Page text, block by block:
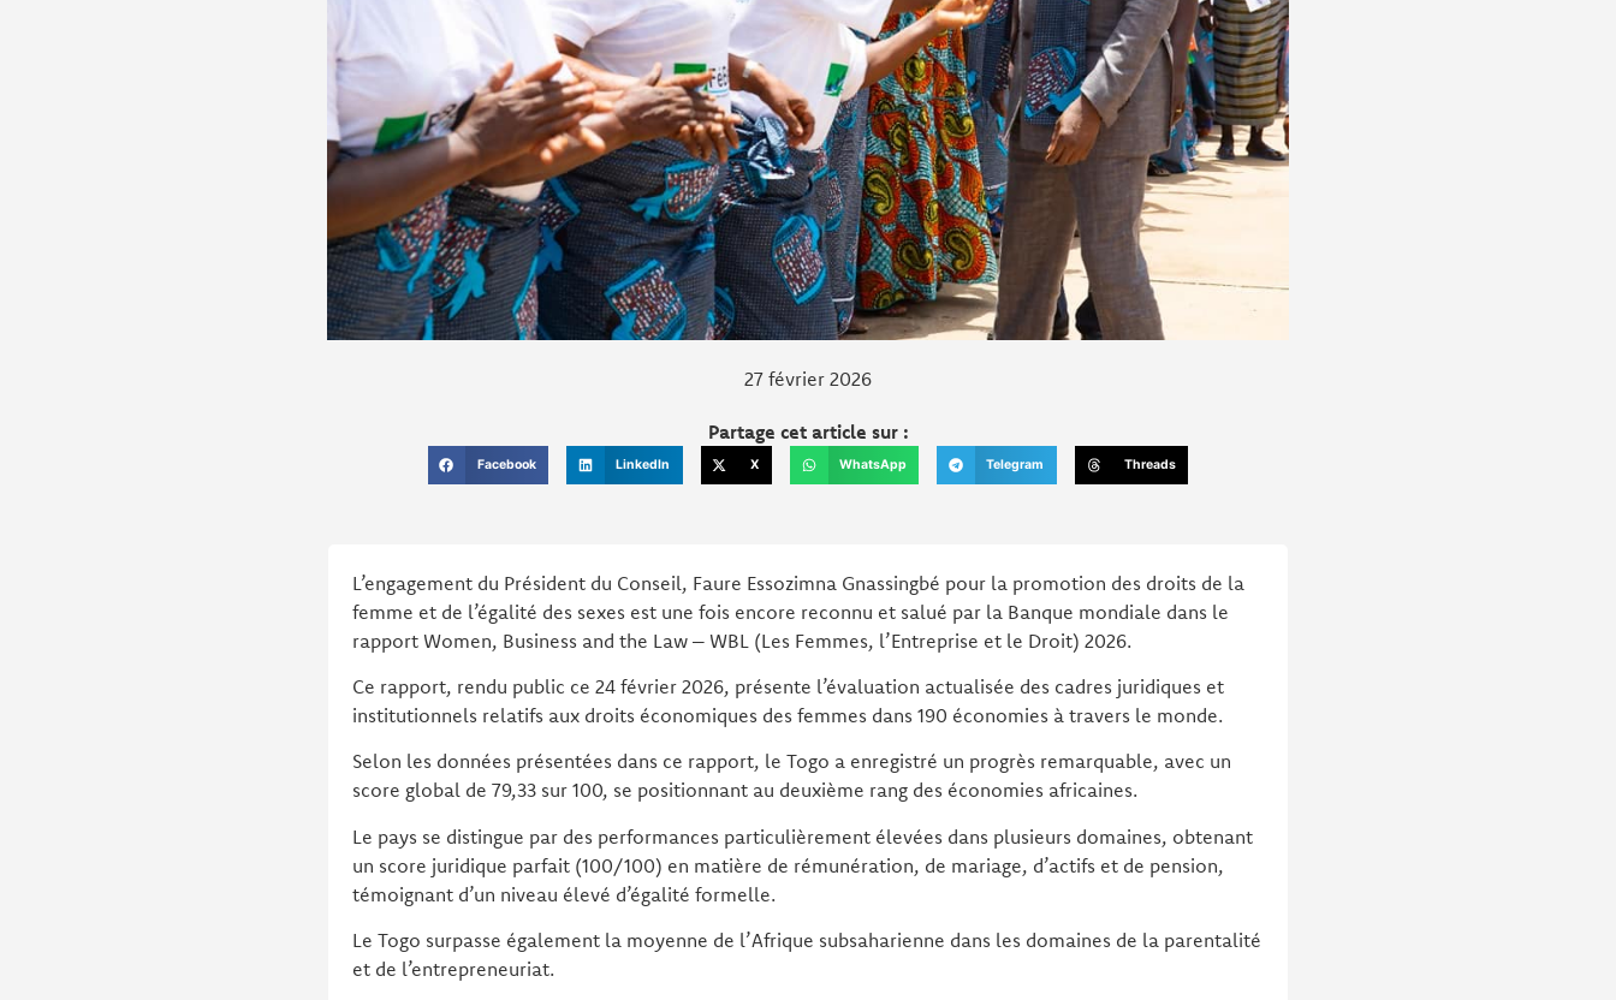
27 février 2026
Partage cet article sur :
Facebook LinkedIn X WhatsApp Telegram Threads
L’engagement du Président du Conseil, Faure Essozimna Gnassingbé pour la promotion des droits de la
femme et de l’égalité des sexes est une fois encore reconnu et salué par la Banque mondiale dans le
rapport Women, Business and the Law – WBL (Les Femmes, l’Entreprise et le Droit) 2026.
Ce rapport, rendu public ce 24 février 2026, présente l’évaluation actualisée des cadres juridiques et
institutionnels relatifs aux droits économiques des femmes dans 190 économies à travers le monde.
Selon les données présentées dans ce rapport, le Togo a enregistré un progrès remarquable, avec un
score global de 79,33 sur 100, se positionnant au deuxième rang des économies africaines.
Le pays se distingue par des performances particulièrement élevées dans plusieurs domaines, obtenant
un score juridique parfait (100/100) en matière de rémunération, de mariage, d’actifs et de pension,
témoignant d’un niveau élevé d’égalité formelle.
Le Togo surpasse également la moyenne de l’Afrique subsaharienne dans les domaines de la parentalité
et de l’entrepreneuriat.